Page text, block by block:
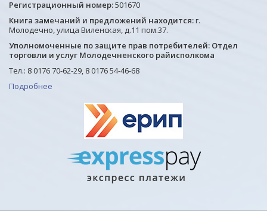
Регистрационный номер:501670
Книга замечаний и предложений находится:г.
Молодечно, улица Виленская, д.11 пом.37.
Уполномоченные по защите прав потребителей: Отдел
торговли и услуг Молодечненского райисполкома
Тел.: 8 0176 70-62-29, 8 0176 54-46-68
Подробнее